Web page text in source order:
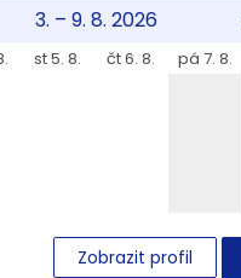
3. – 9. 8. 2026
st 5. 8. čt 6. 8. pá 7. 8.
Zobrazit profil